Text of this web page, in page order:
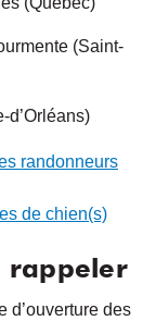
(Saint-
d’Orléans)
randonneurs
de chien(s)
rappeler
d’ouverture des